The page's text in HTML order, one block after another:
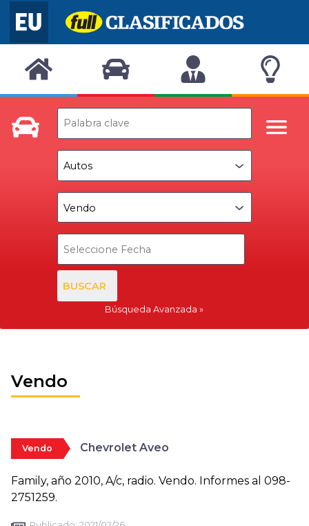
BUSCAR
Búsqueda Avanzada
Vendo
Vendo Chevrolet Aveo
Family, año 2010, A/c, radio. Vendo. Informes al 098-
2751259.